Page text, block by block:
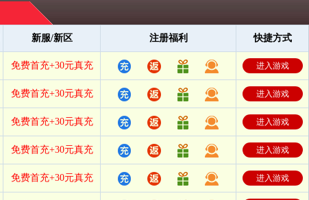
新服/新区 注册福利 快捷方式
免费首充+30元真充 进入游戏
免费首充+30元真充 进入游戏
免费首充+30元真充 进入游戏
免费首充+30元真充 进入游戏
免费首充+30元真充 进入游戏